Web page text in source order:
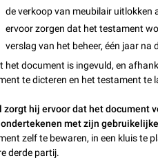
de verkoop van meubilair uitlokken
ervoor zorgen dat het testament
verslag van het beheer, één jaar na
het document is ingevuld, en
te dicteren en het testament te
zorgt hij ervoor dat het document
met zijn
zelf te bewaren, in een kluis te
derde partij.